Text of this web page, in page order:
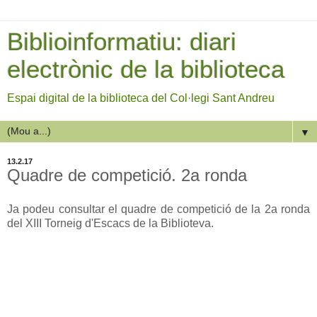
Biblioinformatiu: diari
electrònic de la biblioteca
Espai digital de la biblioteca del Col·legi Sant Andreu
▼
13.2.17
Quadre de competició. 2a ronda
Ja podeu consultar el quadre de competició de la 2a ronda
del XIII Torneig d'Escacs de la Biblioteva.